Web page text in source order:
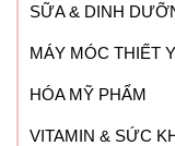
SỮA & DINH
MÁY MÓC THIẾT
HÓA MỸ PHẨM
VITAMIN & SỨC